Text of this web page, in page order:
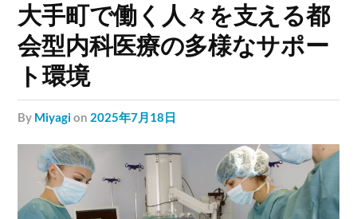
大手町で働く人々を支える都
会型内科医療の多様なサポー
ト環境
by Miyagion 2025年7月18日